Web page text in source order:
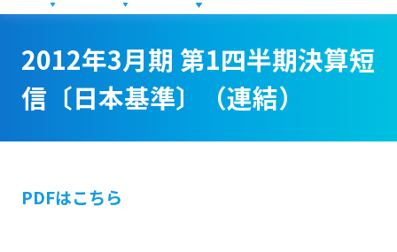
決算短信
有価証券報告書・四半期報告書
株価情報
格付け情報
株主総会のご案内
中間配当のご案内
2012年3月期 第1四半期決算短信〔日本基準〕
（連結）
閉じる
2012年3月期 第1四半期決算短信〔日本基準〕
（連結）
閉じる
個人向けインターネットバンキング
ログオン
法人向けインターネットバンキング
2012年3月期 第1四半期決算短
信〔日本基準〕（連結）
PDFはこちら